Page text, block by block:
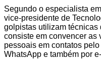
Segundo o especialista
vice-presidente de
golpistas utilizam
consiste em convencer as
pessoais em contatos
WhatsApp e também por